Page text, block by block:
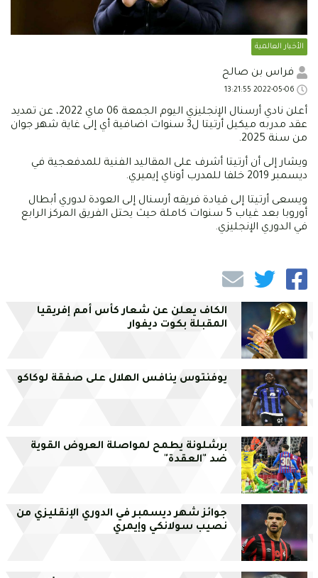
الأخبار العالمية
فراس بن صالح
أعلن نادي أرسنال الإنجليزي اليوم الجمعة 06 ماي 2022، عن تمديد
عقد مدربه ميكيل أرتيتا ل3 سنوات اضافية أي إلى غاية شهر جوان
من سنة 2025.
ويشار إلى أن أرتيتا أشرف على المقاليد الفنية للمدفعجية في
ديسمبر 2019 خلفا للمدرب أوناي إيميري.
ويسعى أرتيتا إلى قيادة فريقه أرسنال إلى العودة لدوري أبطال
أوروبا بعد غياب 5 سنوات كاملة حيث يحتل الفريق المركز الرابع
في الدوري الإنجليزي.
الكاف يعلن عن شعار كأس أمم إفريقيا
المقبلة بكوت ديفوار
يوفنتوس ينافس الهلال على صفقة لوكاكو
برشلونة يطمح لمواصلة العروض القوية
ضد "العقدة"
جوائز شهر ديسمبر في الدوري الإنقليزي من
نصيب سولانكي وإيمري